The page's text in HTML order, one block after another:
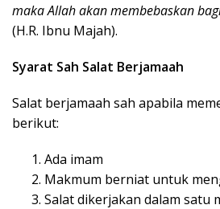
maka Allah akan membebaskan
(H.R. Ibnu Majah).
Syarat Sah Salat Berjamaah
Salat berjamaah sah apabila
berikut:
Ada imam
Makmum berniat untuk
Salat dikerjakan dalam satu